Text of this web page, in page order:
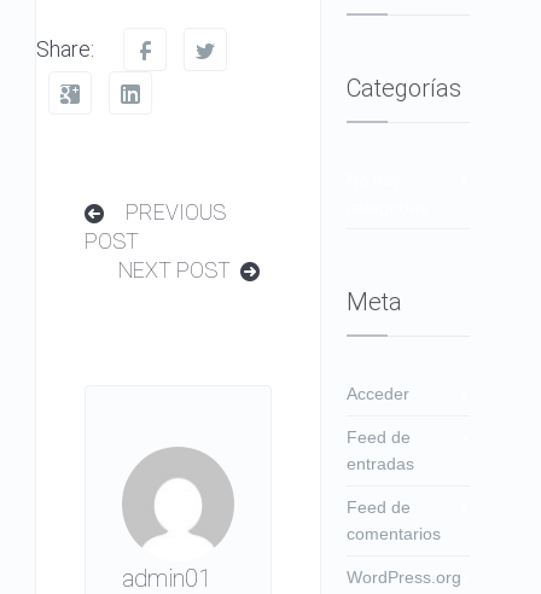
Share:
PREVIOUS
POST
NEXT POST
admin01
Categorías
Meta
Acceder
Feed de
entradas
Feed de
comentarios
WordPress.org